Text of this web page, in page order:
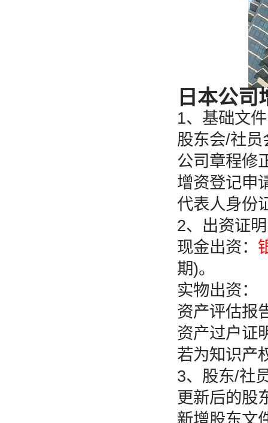
日本公司
1、基础文件
股东会/社
公司章程修
增资登记申
代表人身份
2、出资证明
现金出资：
期)。
实物出资：
资产评估报
资产过户证
若为知识产
3、股东/社
更新后的股
新增股东文